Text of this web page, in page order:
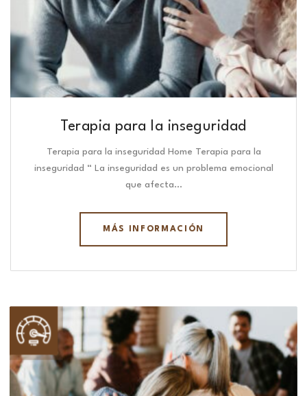
Terapia para la inseguridad
Terapia para la inseguridad Home Terapia para la
inseguridad “ La inseguridad es un problema emocional
que afecta…
MÁS INFORMACIÓN